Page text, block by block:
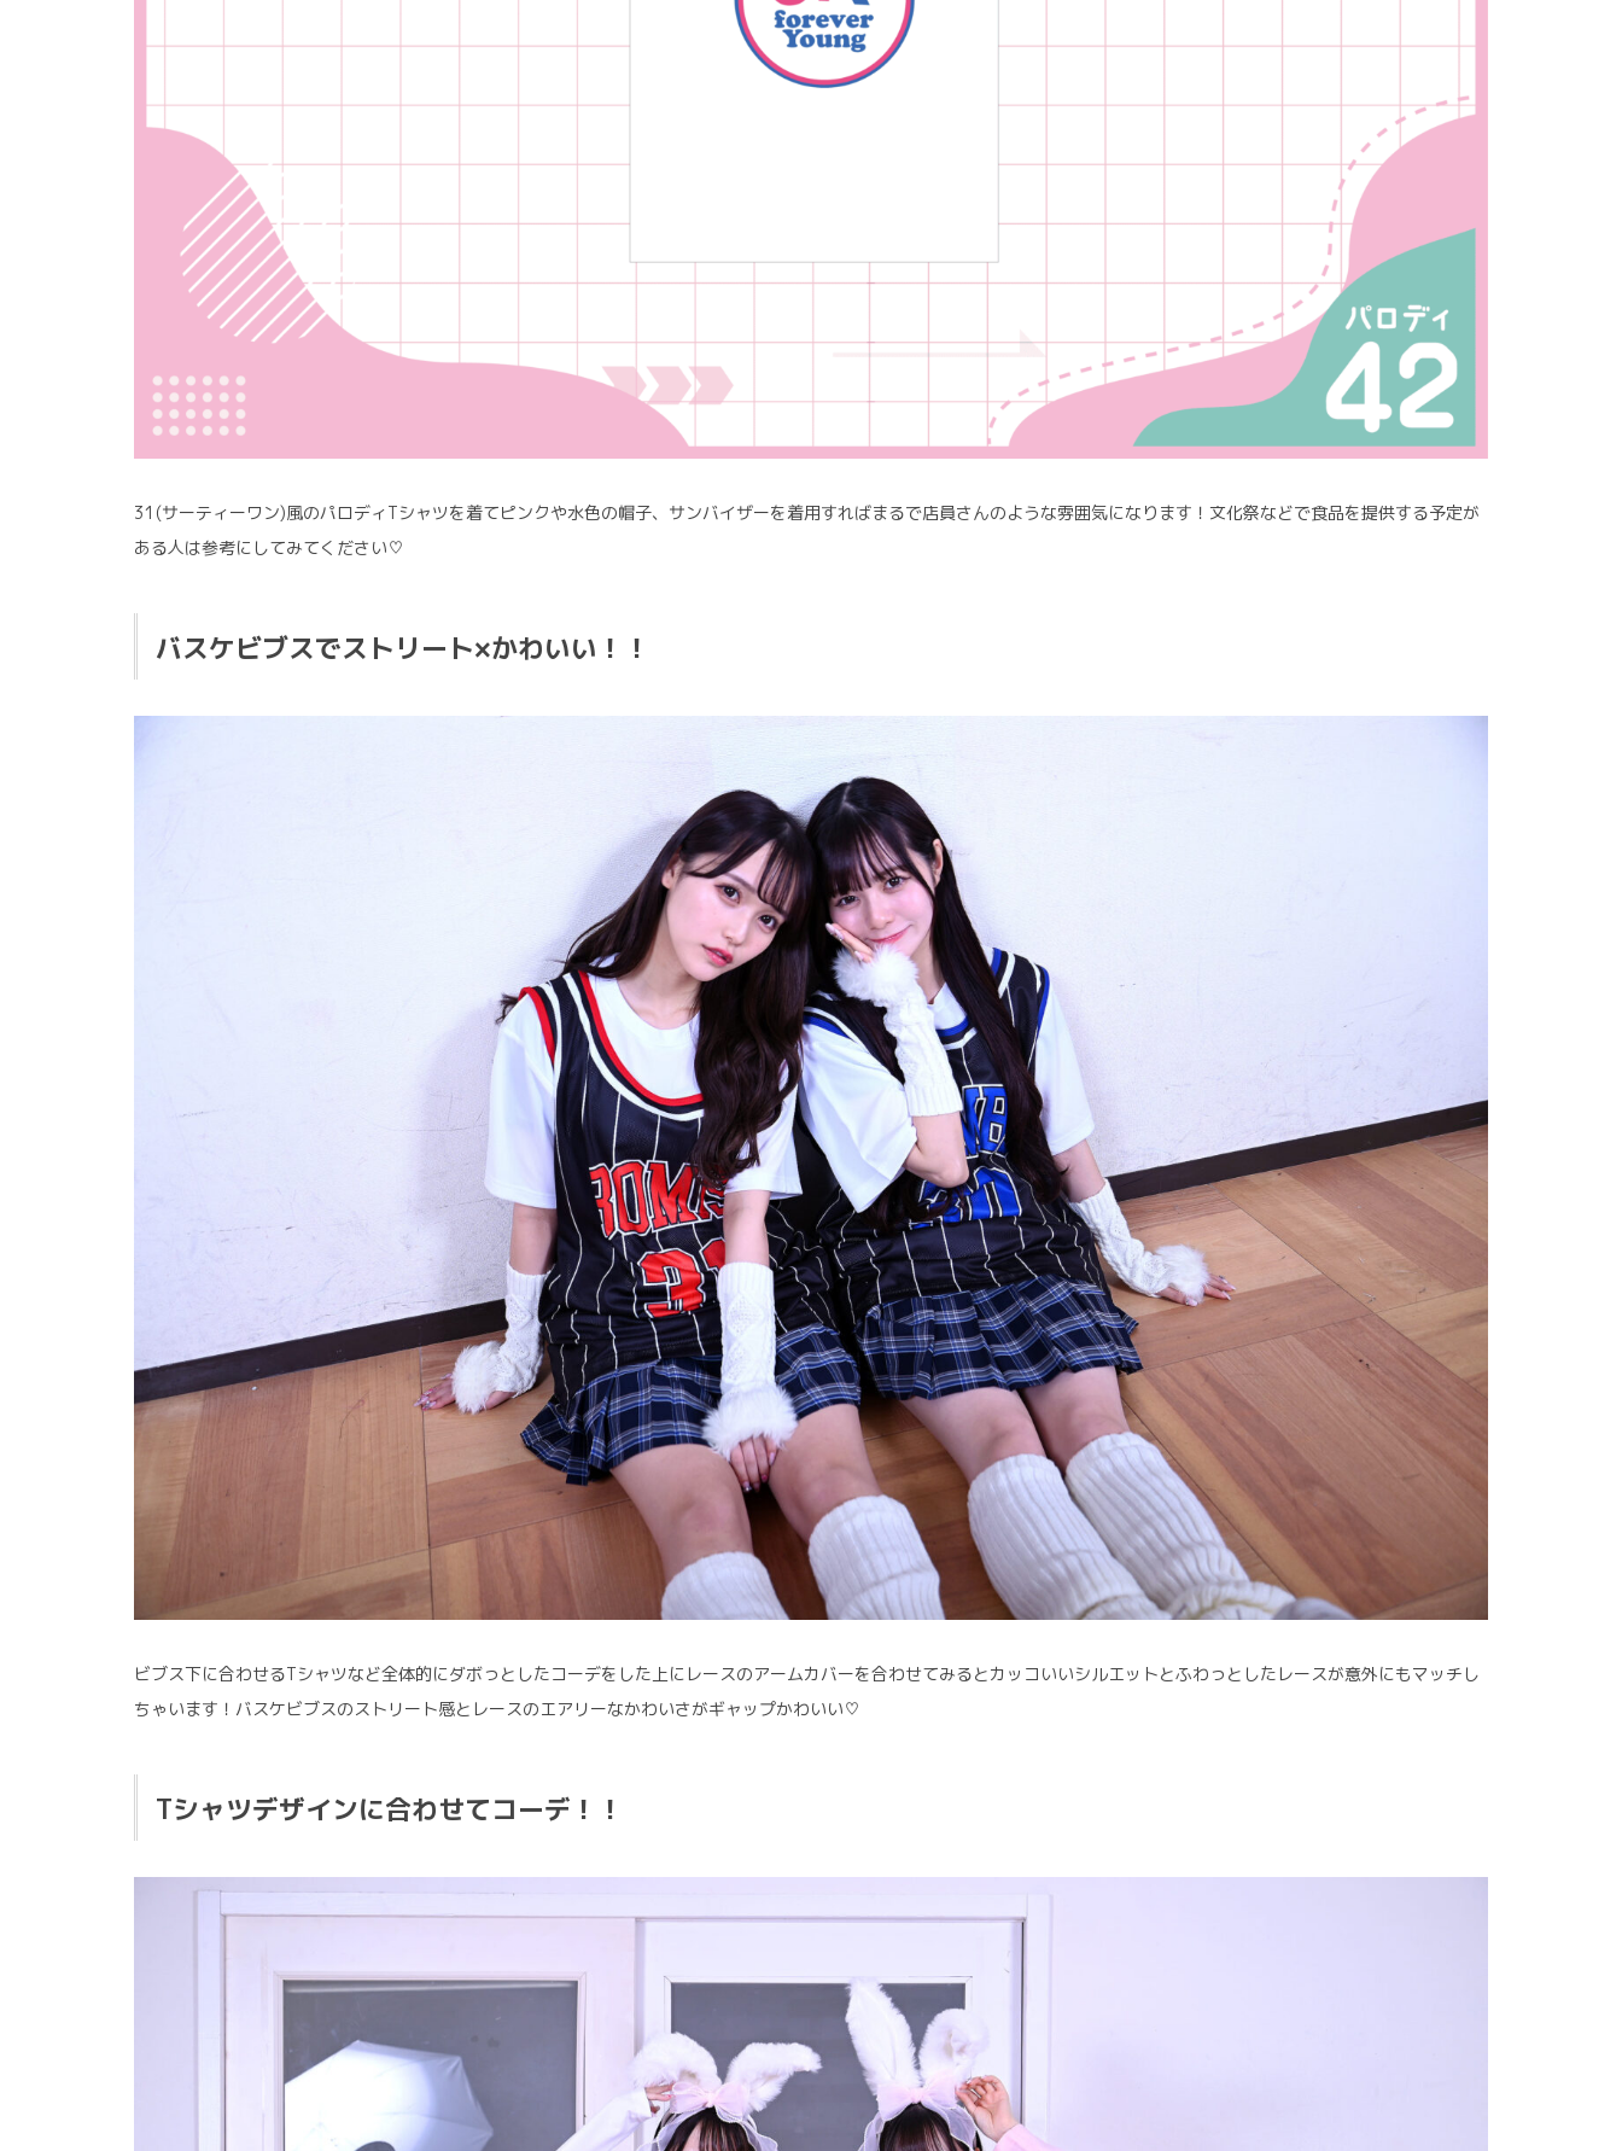
31(サーティーワン)風のパロディTシャツを着てピンクや水色の帽子、サンバイザーを着用すればまるで店員さんのような雰囲気になります！文化祭などで食品を提供する予定が
ある人は参考にしてみてください♡
バスケビブスでストリート×かわいい！！
ビブス下に合わせるTシャツなど全体的にダボっとしたコーデをした上にレースのアームカバーを合わせてみるとカッコいいシルエットとふわっとしたレースが意外にもマッチし
ちゃいます！バスケビブスのストリート感とレースのエアリーなかわいさがギャップかわいい♡
Tシャツデザインに合わせてコーデ！！